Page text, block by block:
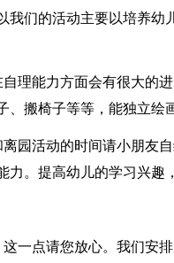
们的活动主要以培养幼
理能力方面会有很大的
搬椅子等等，能独立绘
园活动的时间请小朋友
。提高幼儿的学习兴趣
一点请您放心。我们安